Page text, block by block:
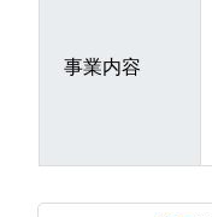
事業内容